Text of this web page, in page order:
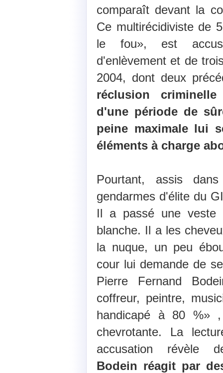
comparaît devant la
Ce multirécidiviste de
le fou», est
d'enlèvement et de
2004, dont deux
réclusion
d'une période de
peine maximale lui
éléments à charge
Pourtant, assis
gendarmes d'élite du
Il a passé une veste
blanche. Il a les
la nuque, un peu
cour lui demande de
Pierre Fernand
coffreur, peintre,
handicapé à 80 %»
chevrotante. La
accusation révèle
Bodein réagit par